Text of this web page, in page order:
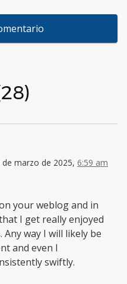
de marzo de 2025, 6:59 am
your weblog and in
I get really enjoyed
way I will likely be
and even I
swiftly.